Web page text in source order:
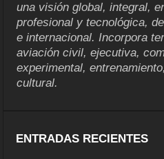
una visión global, integral,
profesional y tecnológica,
e internacional. Incorpora
aviación civil, ejecutiva,
experimental,
cultural.
ENTRADAS RECIENTES